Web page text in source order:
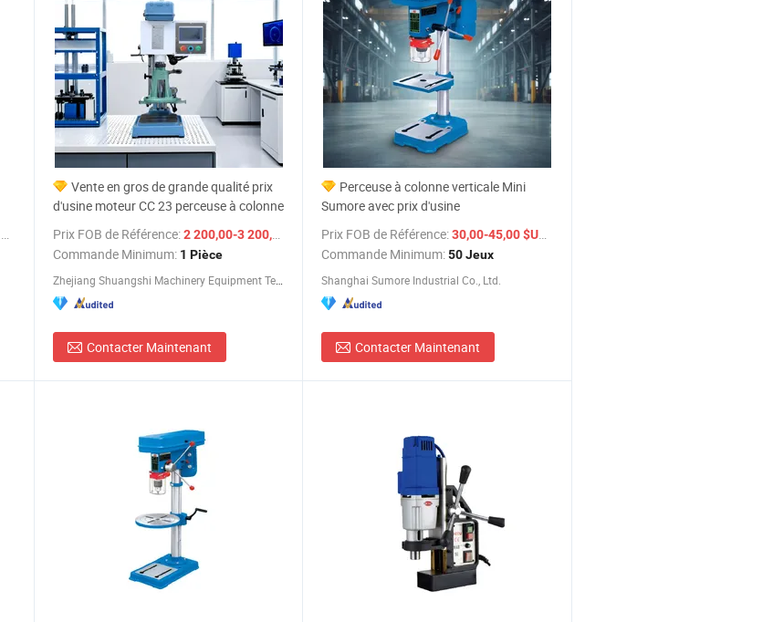
Vente en gros de grande qualité prix
d'usine moteur CC 23 perceuse à colonne
Prix FOB de Référence:2 200,00-3 200,00 $US
/ Pièce
Commande Minimum: 1 Pièce
Zhejiang Shuangshi Machinery Equipment Technology Co., Ltd
Contacter Maintenant
Perceuse à colonne verticale Mini
Sumore avec prix d'usine
Prix FOB de Référence:30,00-45,00 $US / Jeu
Commande Minimum:50 Jeux
Shanghai Sumore Industrial Co., Ltd.
Contacter Maintenant